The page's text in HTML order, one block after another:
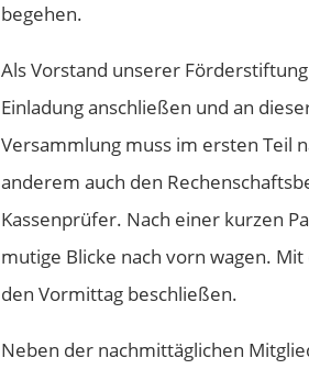
begehen.
Als Vorstand unserer
Einladung anschließen und an
Versammlung muss im ersten Teil
anderem auch den
Kassenprüfer. Nach einer kurzen
mutige Blicke nach vorn wagen.
den Vormittag beschließen.
Neben der nachmittäglichen